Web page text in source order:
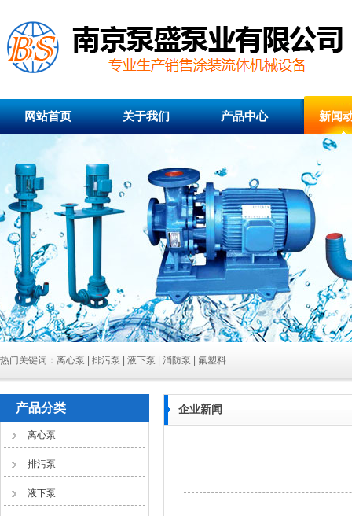
网站首页 关于我们 产品中心 新闻
热门关键词：离心泵 | 排污泵 | 液下泵 | 消防泵 | 氟塑料
产品分类
离心泵
排污泵
液下泵
企业新闻